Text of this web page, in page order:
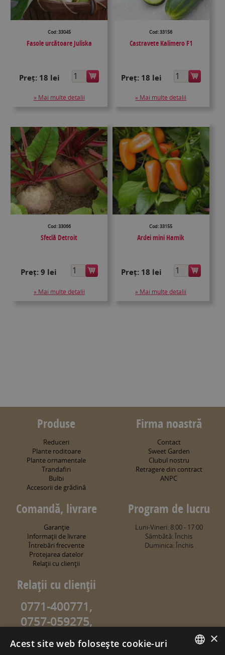
Cod: 33045
Fasole urcătoare Juliska
Preț: 18 lei
» Mai multe detalii
Cod: 33156
Castravete Kalimero F1
Preț: 18 lei
» Mai multe detalii
Cod: 33066
Sfeclă Detroit
Preț: 9 lei
» Mai multe detalii
Cod: 33155
Ardei mini Hamik
Preț: 18 lei
» Mai multe detalii
Produse
Reduceri
Plante roditoare
Plante ornamentale
Trandafiri
Bulbi
Accesorii de grădină
Firma noastră
Contact
Sweet Garden
Clubul nostru
Retragere din contract
ANPC
Comandă, livrare
Garanţie
Informaţii de livrare
Întrebări frecvente
Protejarea datelor
Relaţii cu clienţii
Program de lucru
Luni-Vineri: 8:00 - 17:00
Sâmbătă: Închis
Duminica: Închis
Relaţii cu clienţii
0771-400771,
0757-059275,
0757-059274
info@sweetgarden.ro
×
Acest site web folosește cookie-uri